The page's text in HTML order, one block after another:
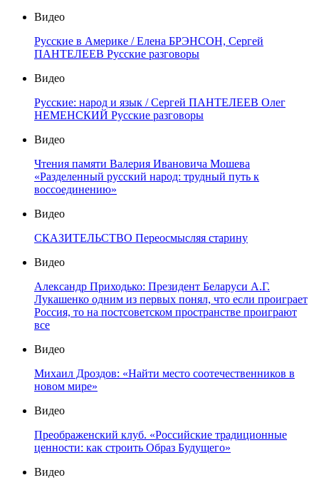
Видео
Русские в Америке / Елена БРЭНСОН, Сергей
ПАНТЕЛЕЕВ Русские разговоры
Видео
Русские: народ и язык / Сергей ПАНТЕЛЕЕВ Олег
НЕМЕНСКИЙ Русские разговоры
Видео
Чтения памяти Валерия Ивановича Мошева
«Разделенный русский народ: трудный путь к
воссоединению»
Видео
СКАЗИТЕЛЬСТВО Переосмысляя старину
Видео
Александр Приходько: Президент Беларуси А.Г.
Лукашенко одним из первых понял, что если проиграет
Россия, то на постсоветском пространстве проиграют
все
Видео
Михаил Дроздов: «Найти место соотечественников в
новом мире»
Видео
Преображенский клуб. «Российские традиционные
ценности: как строить Образ Будущего»
Видео